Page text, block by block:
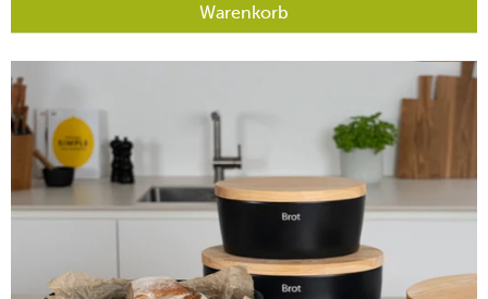
Warenkorb